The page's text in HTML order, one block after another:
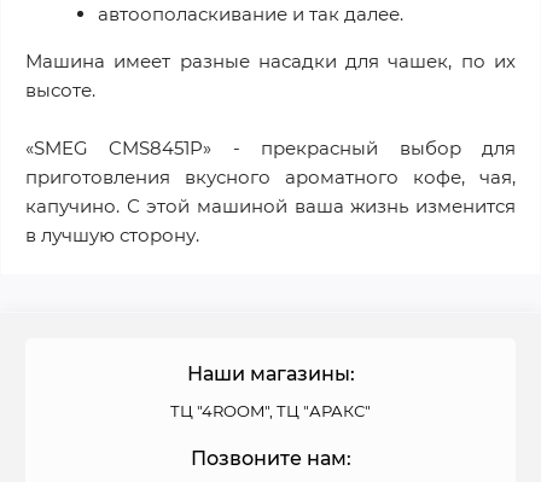
автоополаскивание и так далее.
Машина имеет разные насадки для чашек, по их
высоте.
«SMEG CMS8451P» - прекрасный выбор для
приготовления вкусного ароматного кофе, чая,
капучино. С этой машиной ваша жизнь изменится
в лучшую сторону.
Наши магазины:
ТЦ "4ROOM", ТЦ "АРАКС"
Позвоните нам: